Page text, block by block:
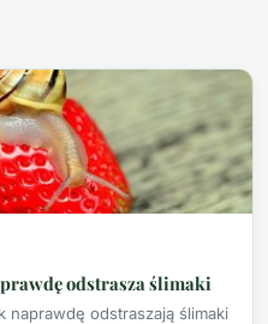
odstrasza ślimaki
naprawdę odstraszają ślimaki